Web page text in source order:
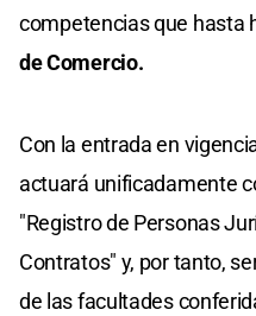
competencias que hasta
de Comercio.
Con la entrada en
actuará unificadamente
"Registro de Personas
Contratos" y, por tanto,
de las facultades